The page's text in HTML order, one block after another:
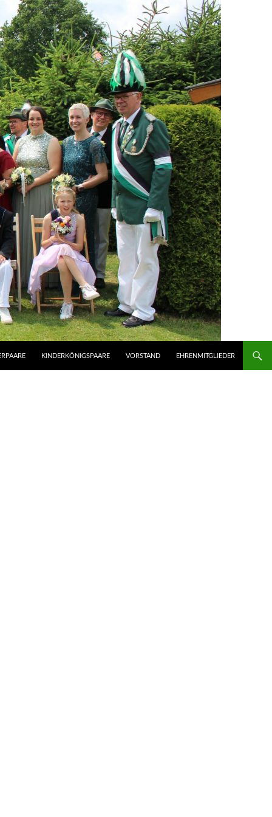
KINDERKÖNIGSPAARE VORSTAND EHRENMITGLIEDER